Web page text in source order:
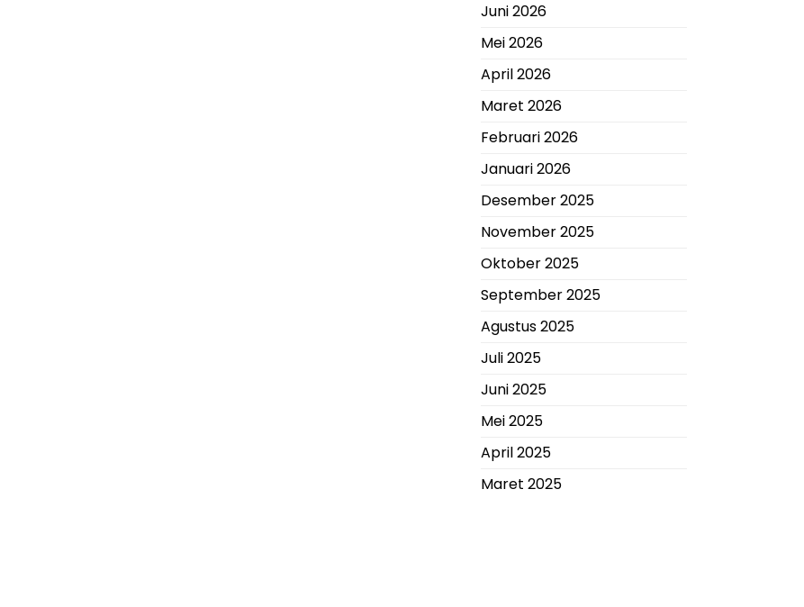
Juni 2026
Mei 2026
April 2026
Maret 2026
Februari 2026
Januari 2026
Desember 2025
November 2025
Oktober 2025
September 2025
Agustus 2025
Juli 2025
Juni 2025
Mei 2025
April 2025
Maret 2025